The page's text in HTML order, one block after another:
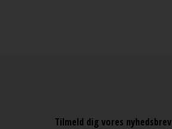
Tilmeld dig vores nyhedsbrev